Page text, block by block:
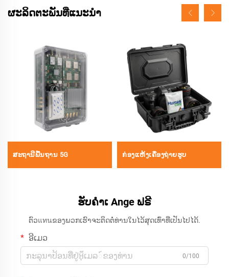
ຜະລິດຕະພັນທີ່ແນະນຳ
ສະຖານີພື້ນຖານ 5G ກ່ອງແຫ້ງເຄື່ອງຖ່າຍຮູບ
ຮັບຄຳເ Ange ຟຣີ
ຕົວแทนຂອງພວກເຮົາຈະຕິດຕໍ່ທ່ານໃນໄວ້ສຸດເທົ່າທີ່ເປັນໄປໄດ້.
ອີເມວ
0/100